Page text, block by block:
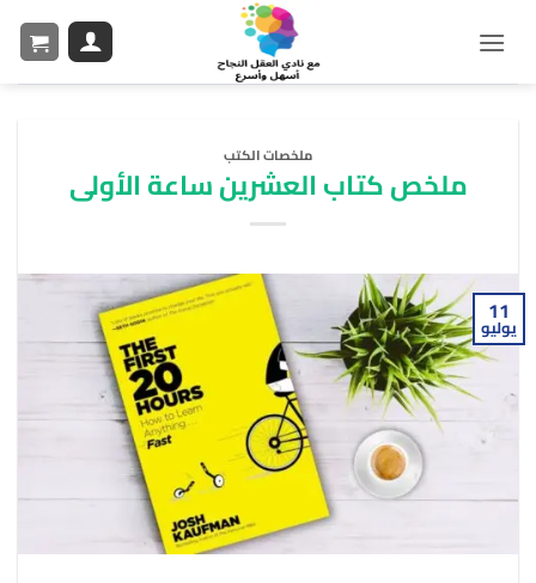
ملخصات الكتب
ملخص كتاب العشرين ساعة الأولى
11
يوليو